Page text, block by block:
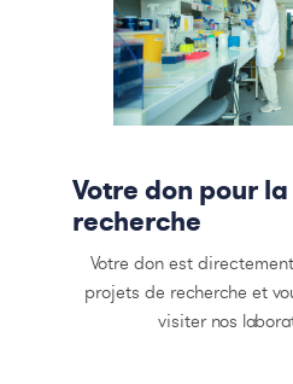
Votre don pour la
recherche
Votre don est
projets de recherche et
visiter nos